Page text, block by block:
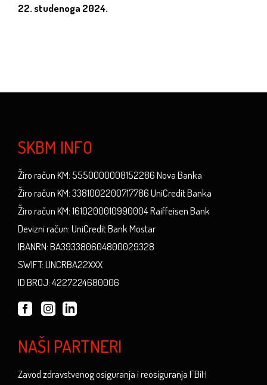
22. studenoga 2024.
SKBM INFO
Žiro račun KM: 5550000008152286 Nova Banka
Žiro račun KM: 3381002200717786 UniCredit Banka
Žiro račun KM: 1610200010990004 Raiffeisen Bank
Devizni račun: UniCredit Bank Mostar
IBANRN: BA393380604800029328
SWIFT: UNCRBA22XXX
ID BROJ: 4227224680006
NAŠI PARTNERI
Zavod zdravstvenog osiguranja i reosiguranja FBiH